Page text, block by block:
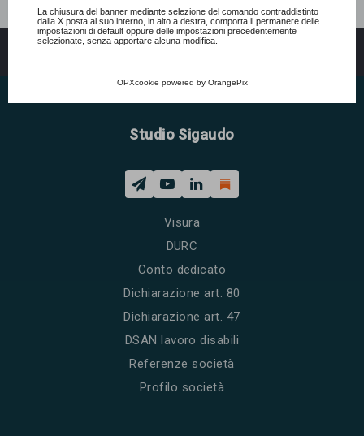
Consulta l'informativa cookie completa.
La chiusura del banner mediante selezione del comando contraddistinto
dalla X posta al suo interno, in alto a destra, comporta il permanere delle
impostazioni di default oppure delle impostazioni precedentemente
selezionate, senza apportare alcuna modifica.
OPXcookie powered by OrangePix
Studio Sigaudo
Visura
DURC
Conto dedicato
Dichiarazione art. 80
Dichiarazione art. 47
DSAN lavoro disabili
Referenze società
Profilo società